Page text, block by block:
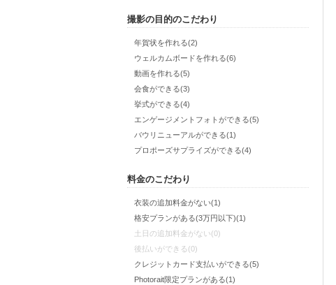
撮影の目的のこだわり
年賀状を作れる(2)
ウェルカムボードを作れる(6)
動画を作れる(5)
会食ができる(3)
挙式ができる(4)
エンゲージメントフォトができる(5)
バウリニューアルができる(1)
プロポーズサプライズができる(4)
料金のこだわり
衣装の追加料金がない(1)
格安プランがある(3万円以下)(1)
土日の追加料金がない(0)
後払いができる(0)
クレジットカード支払いができる(5)
Photorait限定プランがある(1)